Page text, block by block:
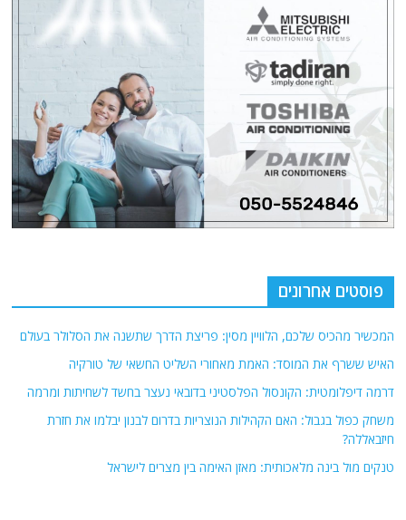
פוסטים אחרונים
המכשיר מהכיס שלכם, הלוויין מסין: פריצת הדרך שתשנה את הסלולר בעולם
האיש ששרף את המוסד: האמת מאחורי השליט החשאי של טורקיה
דרמה דיפלומטית: הקונסול הפלסטיני בדובאי נעצר בחשד לשחיתות ומרמה
משחק כפול בגבול: האם הקהילות הנוצריות בדרום לבנון יבלמו את חזרת
חיזבאללה?
טנקים מול בינה מלאכותית: מאזן האימה בין מצרים לישראל